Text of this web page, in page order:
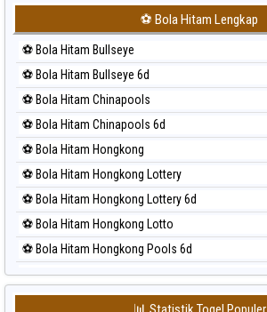
⚽ Bola Merah Japan 6d
⚽ Bola Merah Korea
⚽ Bola Merah Kuda Lari
⚽ Bola Merah Magnum Cambodia
⚽ Bola Merah Nagoya
⚽ Bola Merah North Carolina Day
⚽ Bola Merah Pcso
⚽ Bola Merah Sao Paulo
⚽ Bola Merah Singapore
⚽ Bola Merah Sydney
⚽ Bola Merah Sydney Lottery
⚽ Bola Merah Sydney Lottery 6d
⚽ Bola Merah Sydney Lotto
⚽ Bola Hitam Lengkap
⚽ Bola Hitam Bullseye
⚽ Bola Hitam Bullseye 6d
⚽ Bola Hitam Chinapools
⚽ Bola Hitam Chinapools 6d
⚽ Bola Hitam Hongkong
⚽ Bola Hitam Hongkong Lottery
⚽ Bola Hitam Hongkong Lottery 6d
⚽ Bola Hitam Hongkong Lotto
⚽ Bola Hitam Hongkong Pools 6d
⚽ Bola Hitam Japan
⚽ Bola Hitam Japan 6d